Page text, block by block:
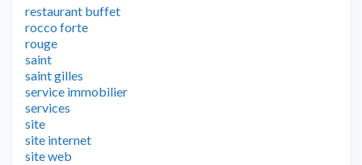
restaurant buffet
rocco forte
rouge
saint
saint gilles
service immobilier
services
site
site internet
site web